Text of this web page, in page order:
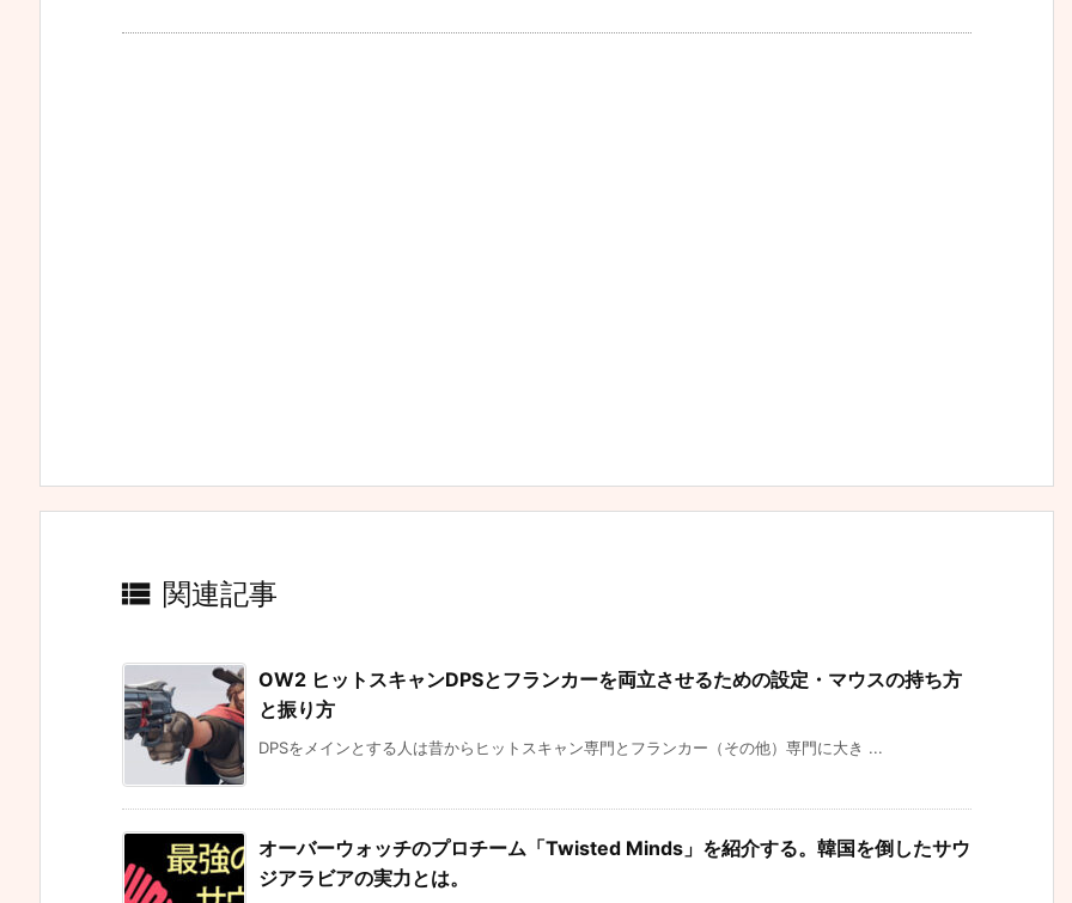
 関連記事
OW2 ヒットスキャンDPSとフランカーを両立させるための設定・マウスの持ち方
と振り方
DPSをメインとする人は昔からヒットスキャン専門とフランカー（その他）専門に大き ...
オーバーウォッチのプロチーム「Twisted Minds」を紹介する。韓国を倒したサウ
ジアラビアの実力とは。